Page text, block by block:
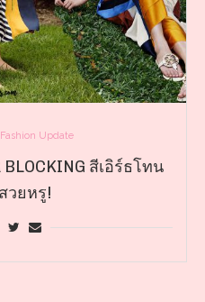
Fashion Update
BLOCKING สีเอิร์ธโทน
วยหรู!